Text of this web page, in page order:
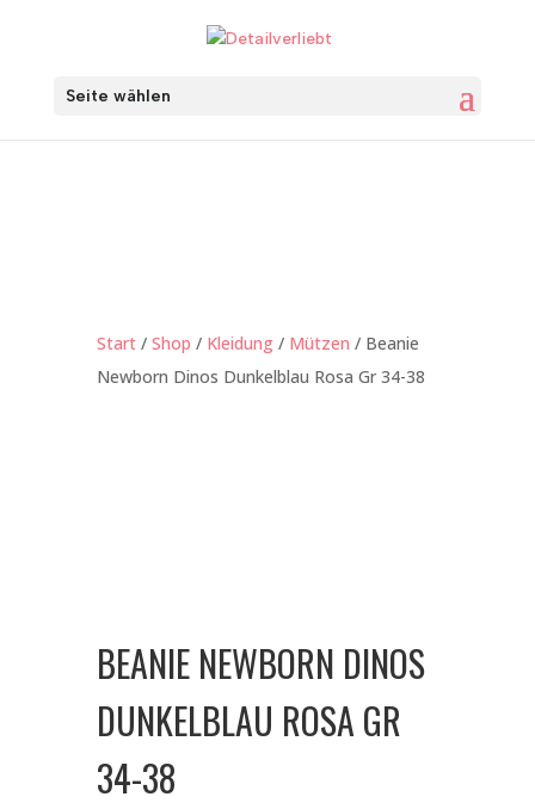
Seite wählen
Start/ Shop / Kleidung/ Mützen / Beanie
Newborn Dinos Dunkelblau Rosa Gr 34-38
BEANIE NEWBORN DINOS
DUNKELBLAU ROSA GR
34-38